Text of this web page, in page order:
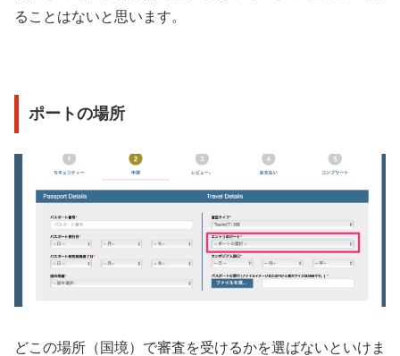
ることはないと思います。
ポートの場所
どこの場所（国境）で審査を受けるかを選ばないといけま